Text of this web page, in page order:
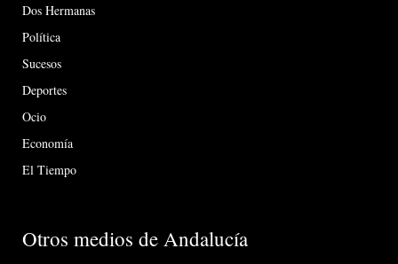
Dos Hermanas
Política
Sucesos
Deportes
Ocio
Economía
El Tiempo
Otros medios de Andalucía